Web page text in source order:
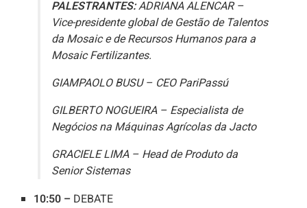
PALESTRANTES:ADRIANA ALENCAR –
Vice-presidente global de Gestão de Talentos
da Mosaic e de Recursos Humanos para a
Mosaic Fertilizantes.
GIAMPAOLO BUSU – CEO PariPassú
GILBERTO NOGUEIRA – Especialista de
Negócios na Máquinas Agrícolas da Jacto
GRACIELE LIMA – Head de Produto da
Senior Sistemas
10:50 – DEBATE